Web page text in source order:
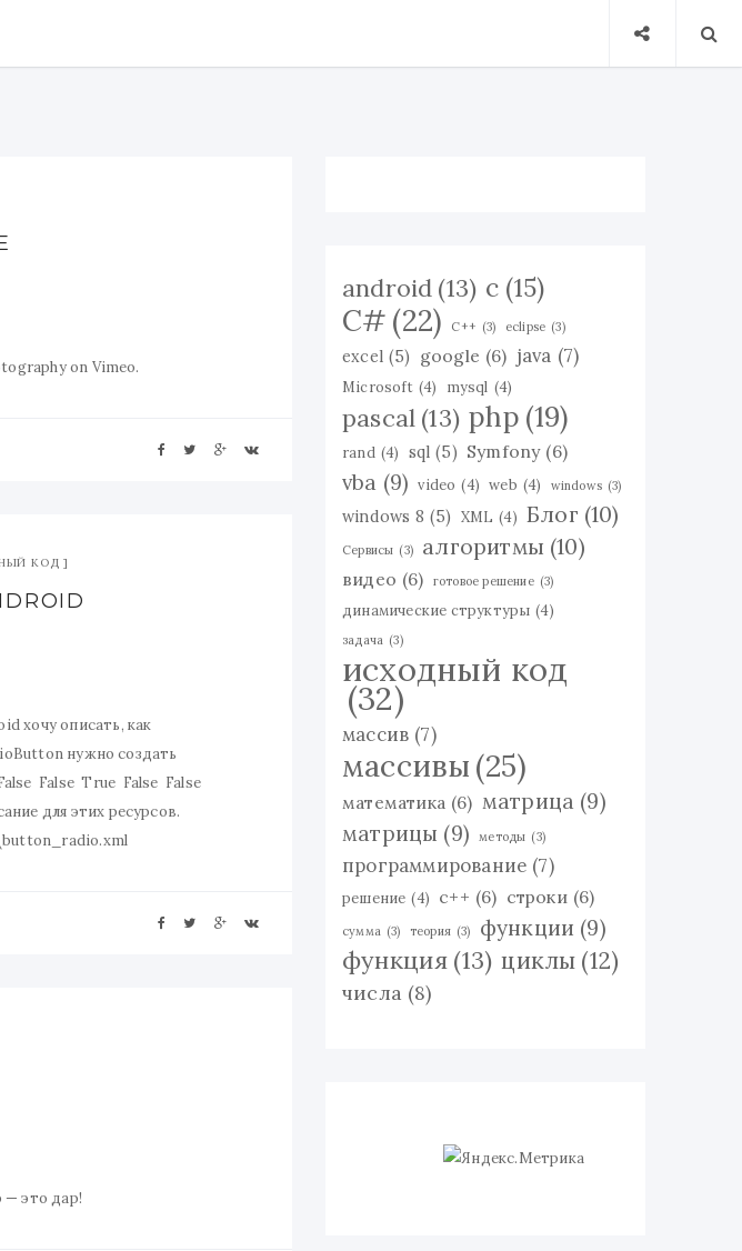
on Vimeo.
КОД
хочу описать, как
нужно создать
False True False False
для этих ресурсов.
— это дар!
android (13) c (15)
C# (22) C++ (3) eclipse (3)
excel (5) google (6) java (7)
Microsoft (4) mysql (4)
pascal (13) php (19)
rand (4) sql (5) Symfony (6)
vba (9) video (4) web (4) windows (3)
windows 8 (5) XML (4) Блог (10)
Сервисы (3) алгоритмы (10)
видео (6) готовое решение (3)
динамические структуры (4)
задача (3)
исходный код
(32)
массив (7)
массивы (25)
математика (6) матрица (9)
матрицы (9) методы (3)
программирование (7)
решение (4) с++ (6) строки (6)
сумма (3) теория (3) функции (9)
функция (13) циклы (12)
числа (8)